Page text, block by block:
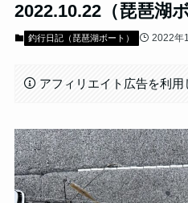
2022.10.22（琵琶湖ボ
釣行日記（琵琶湖ボート） 2022年
アフィリエイト広告を利用